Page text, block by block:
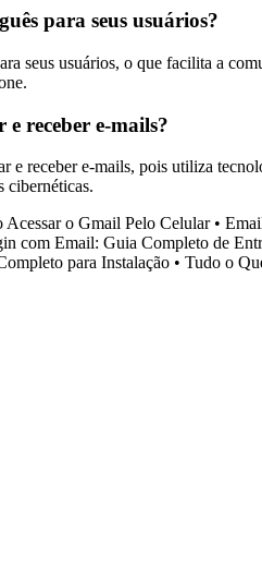
para seus usuários?
seus usuários, o que facilita a
receber e-mails?
e receber e-mails, pois utiliza
cibernéticas.
Acessar o Gmail Pelo Celular•
com Email: Guia Completo de
para Instalação • Tudo o